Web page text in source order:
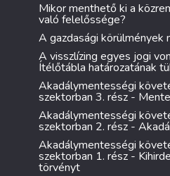
Mikor menthető ki a
való felelőssége?
A gazdasági körülmények
A visszlízing egyes jogi
Ítélőtábla határozatának
Akadálymentességi
szektorban 3. rész -
Akadálymentességi
szektorban 2. rész -
Akadálymentességi
szektorban 1. rész -
törvényt